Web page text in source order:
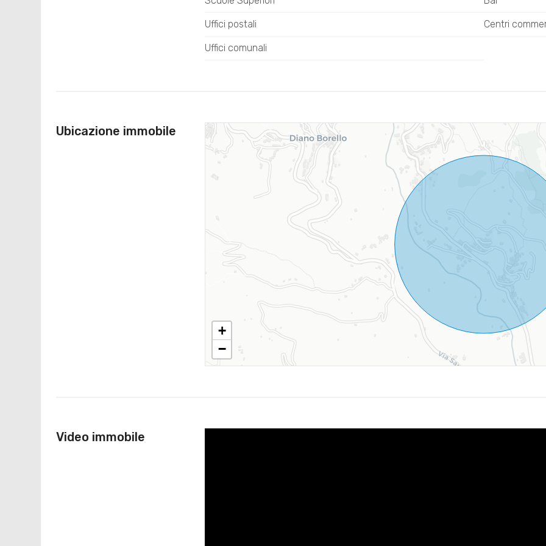
Uffici postali Centri
Uffici comunali
Ubicazione immobile
+
−
Video immobile